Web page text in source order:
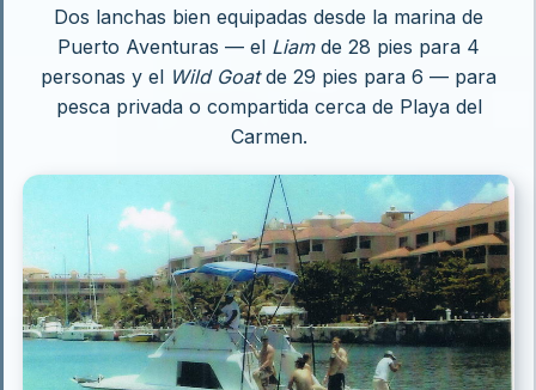
Dos lanchas bien equipadas desde la marina de
Puerto Aventuras — el Liamde 28 pies para 4
personas y el Wild Goatde 29 pies para 6 — para
pesca privada o compartida cerca de Playa del
Carmen.